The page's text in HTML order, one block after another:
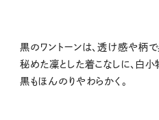
黒のワントーンは、透け感や柄
秘めた凜とした着こなしに、白
黒もほんのりやわらかく。